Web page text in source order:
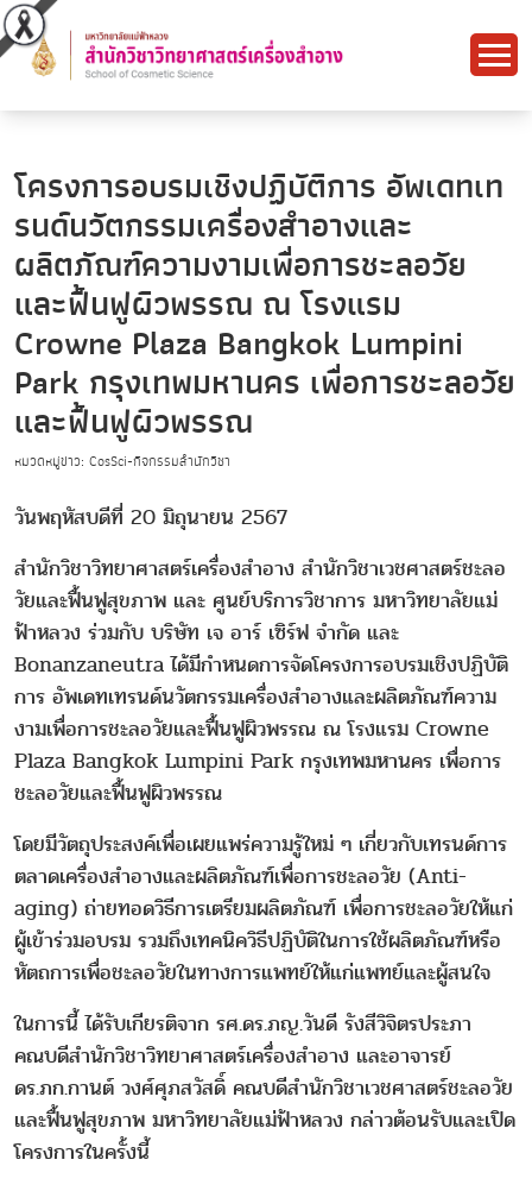
โครงการอบรมเชิงปฏิบัติการ อัพเดทเท
รนด์นวัตกรรมเครื่องสำอางและ
ผลิตภัณฑ์ความงามเพื่อการชะลอวัย
และฟื้นฟูผิวพรรณ ณ โรงแรม
Crowne Plaza Bangkok Lumpini
Park กรุงเทพมหานคร เพื่อการชะลอวัย
และฟื้นฟูผิวพรรณ
หมวดหมู่ข่าว: CosSci-กิจกรรมสำนักวิชา
วันพฤหัสบดีที่ 20 มิถุนายน 2567
สำนักวิชาวิทยาศาสตร์เครื่องสำอาง สำนักวิชาเวชศาสตร์ชะลอ
วัยและฟื้นฟูสุขภาพ และ ศูนย์บริการวิชาการ มหาวิทยาลัยแม่
ฟ้าหลวง ร่วมกับ บริษัท เจ อาร์ เซิร์ฟ จำกัด และ
Bonanzaneutra ได้มีกำหนดการจัดโครงการอบรมเชิงปฏิบัติ
การ อัพเดทเทรนด์นวัตกรรมเครื่องสำอางและผลิตภัณฑ์ความ
งามเพื่อการชะลอวัยและฟื้นฟูผิวพรรณ ณ โรงแรม Crowne
Plaza Bangkok Lumpini Park กรุงเทพมหานคร เพื่อการ
ชะลอวัยและฟื้นฟูผิวพรรณ
โดยมีวัตถุประสงค์เพื่อเผยแพร่ความรู้ใหม่ ๆ เกี่ยวกับเทรนด์การ
ตลาดเครื่องสำอางและผลิตภัณฑ์เพื่อการชะลอวัย (Anti-
aging) ถ่ายทอดวิธีการเตรียมผลิตภัณฑ์ เพื่อการชะลอวัยให้แก่
ผู้เข้าร่วมอบรม รวมถึงเทคนิควิธีปฏิบัติในการใช้ผลิตภัณฑ์หรือ
หัตถการเพื่อชะลอวัยในทางการแพทย์ให้แก่แพทย์และผู้สนใจ
ในการนี้ ได้รับเกียรติจาก รศ.ดร.ภญ.วันดี รังสีวิจิตรประภา
คณบดีสำนักวิชาวิทยาศาสตร์เครื่องสำอาง และอาจารย์
ดร.ภก.กานต์ วงศ์ศุภสวัสดิ์ คณบดีสำนักวิชาเวชศาสตร์ชะลอวัย
และฟื้นฟูสุขภาพ มหาวิทยาลัยแม่ฟ้าหลวง กล่าวต้อนรับและเปิด
โครงการในครั้งนี้